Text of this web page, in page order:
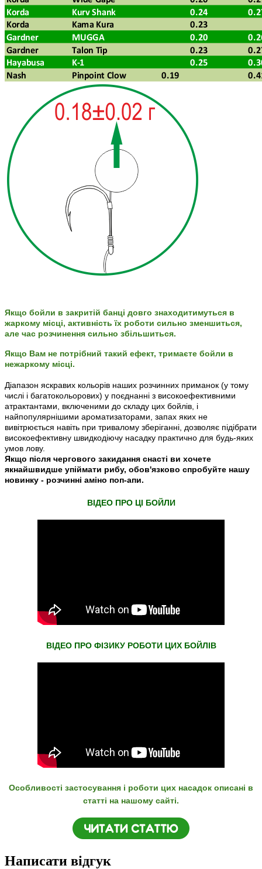
Якщо бойли в закритій банці довго знаходитимуться в
жаркому місці, активність їх роботи сильно зменшиться,
але час розчинення сильно збільшиться.
Якщо Вам не потрібний такий ефект, тримаєте бойли в
нежаркому місці.
Діапазон яскравих кольорів наших розчинних приманок (у тому
числі і багатокольорових) у поєднанні з високоефективними
атрактантами, включеними до складу цих бойлiв, і
найпопулярнішими ароматизаторами, запах яких не
вивітрюється навіть при тривалому зберіганні, дозволяє підібрати
високоефективну швидкодіючу насадку практично для будь-яких
умов лову.
Якщо після чергового закидання снасті ви хочете
якнайшвидше упіймати рибу, обов'язково спробуйте нашу
новинку - розчинні аміно поп-апи.
ВIДЕО ПРО ЦI БОЙЛИ
ВIДЕО ПРО ФIЗИКУ РОБОТИ ЦИХ БОЙЛIВ
Особливості застосування і роботи цих насадок описані в
статті на нашому сайті.
Написати відгук